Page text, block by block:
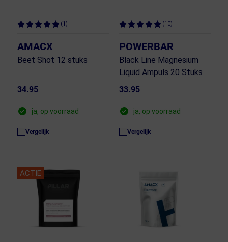
(1)
AMACX
Beet Shot 12 stuks
34.95
ja, op voorraad
Vergelijk
(10)
POWERBAR
Black Line Magnesium
Liquid Ampuls 20 Stuks
33.95
ja, op voorraad
Vergelijk
ACTIE